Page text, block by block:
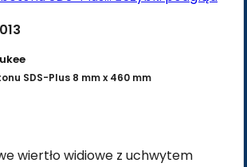
SDS-Plus 8 mm x 460 mm
wiertło widiowe z uchwytem